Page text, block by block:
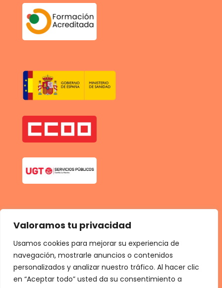
Valoramos tu privacidad
Usamos cookies para mejorar su experiencia de
navegación, mostrarle anuncios o contenidos
personalizados y analizar nuestro tráfico. Al hacer clic
en “Aceptar todo” usted da su consentimiento a